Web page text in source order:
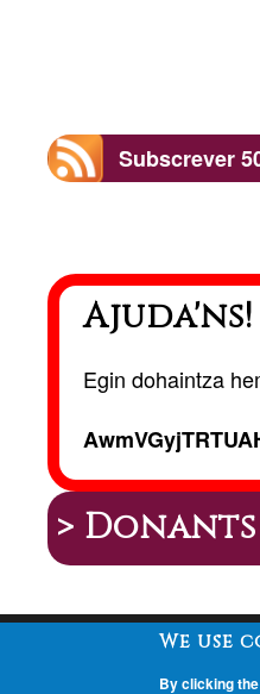
Subscrever
Ajuda'ns!
Egin dohaintza
> Donants
We use
By clicking